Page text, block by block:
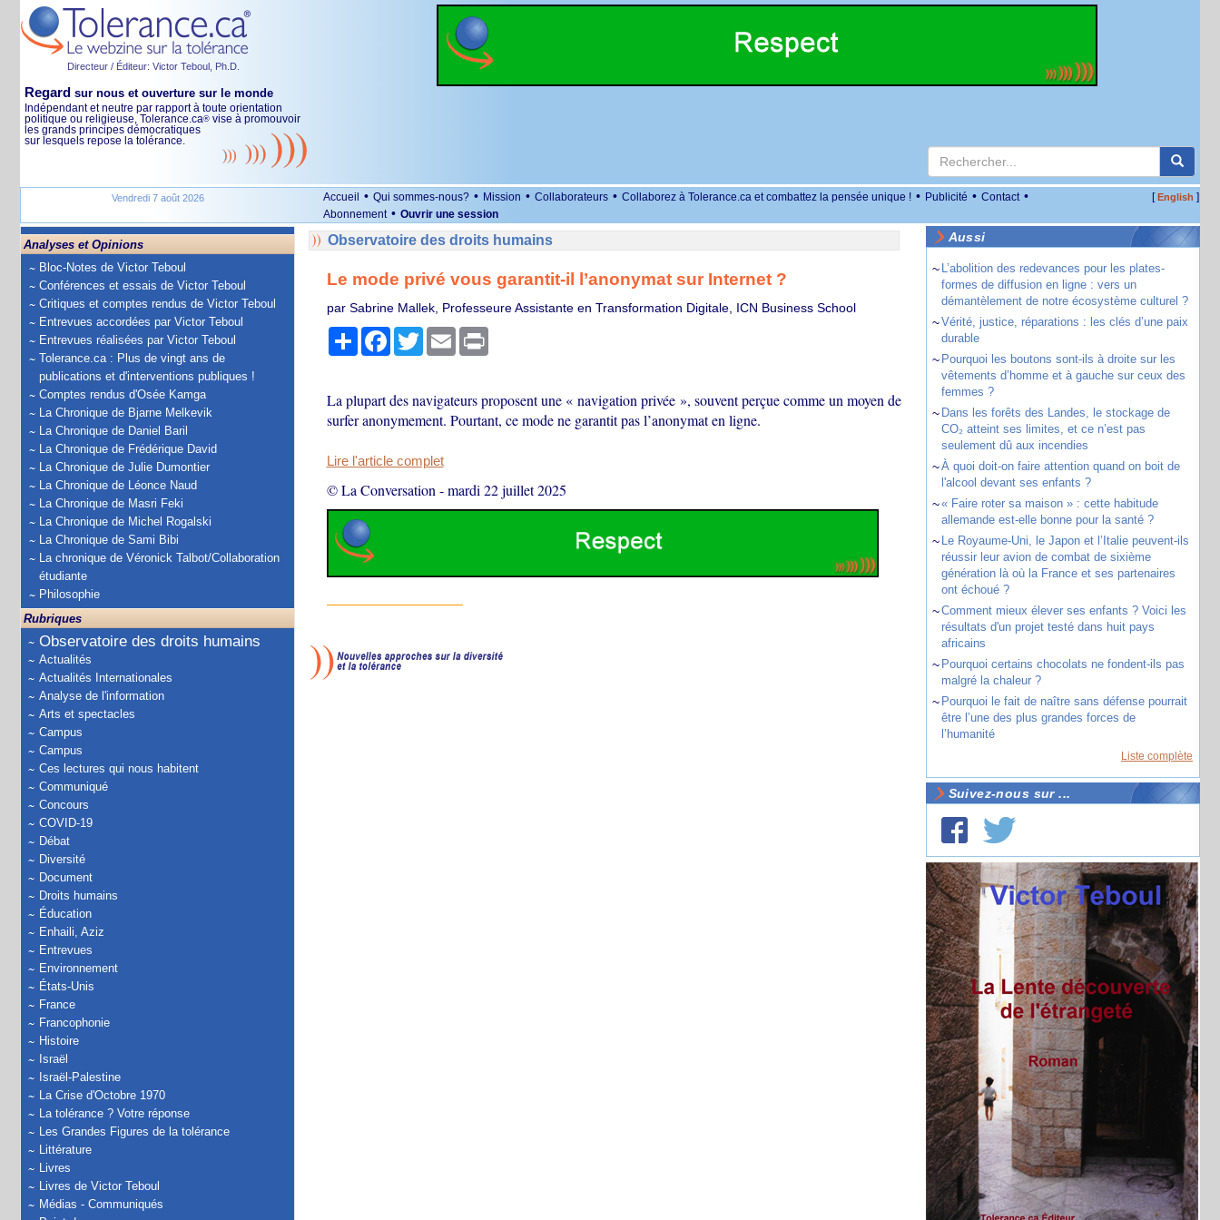
Directeur / Éditeur: Victor Teboul, Ph.D.
Regard sur nous et ouverture sur le monde
Indépendant et neutre par rapport à toute orientation
politique ou religieuse, Tolerance.ca® vise à promouvoir
les grands principes démocratiques
sur lesquels repose la tolérance.
Vendredi 7 août 2026 Accueil • Qui sommes-nous? • Mission • Collaborateurs • Collaborez à Tolerance.ca et combattez la pensée unique ! • Publicité • Contact •
Abonnement • Ouvrir une session
[English ]
Analyses et Opinions
Bloc-Notes de Victor Teboul
Conférences et essais de Victor Teboul
Critiques et comptes rendus de Victor Teboul
Entrevues accordées par Victor Teboul
Entrevues réalisées par Victor Teboul
Tolerance.ca : Plus de vingt ans de
publications et d'interventions publiques !
Comptes rendus d'Osée Kamga
La Chronique de Bjarne Melkevik
La Chronique de Daniel Baril
La Chronique de Frédérique David
La Chronique de Julie Dumontier
La Chronique de Léonce Naud
La Chronique de Masri Feki
La Chronique de Michel Rogalski
La Chronique de Sami Bibi
La chronique de Véronick Talbot/Collaboration
étudiante
Philosophie
Rubriques
Observatoire des droits humains
Actualités
Actualités Internationales
Analyse de l'information
Arts et spectacles
Campus
Campus
Ces lectures qui nous habitent
Communiqué
Concours
COVID-19
Débat
Diversité
Document
Droits humains
Éducation
Enhaili, Aziz
Entrevues
Environnement
États-Unis
France
Francophonie
Histoire
Israël
Israël-Palestine
La Crise d'Octobre 1970
La tolérance ? Votre réponse
Les Grandes Figures de la tolérance
Littérature
Livres
Livres de Victor Teboul
Médias - Communiqués
Observatoire des droits humains
Le mode privé vous garantit-il l’anonymat sur Internet ?
par Sabrine Mallek, Professeure Assistante en Transformation Digitale, ICN Business School
PartagerFacebook
TwitterEmail Print
La plupart des navigateurs proposent une « navigation privée », souvent perçue comme un moyen de
surfer anonymement. Pourtant, ce mode ne garantit pas l’anonymat en ligne.
Lire l'article complet
© La Conversation -mardi 22 juillet 2025
Aussi
~ L’abolition des redevances pour les plates-
formes de diffusion en ligne : vers un
démantèlement de notre écosystème culturel ?
~Vérité, justice, réparations : les clés d’une paix
durable
~ Pourquoi les boutons sont-ils à droite sur les
vêtements d’homme et à gauche sur ceux des
femmes ?
~ Dans les forêts des Landes, le stockage de
CO₂ atteint ses limites, et ce n’est pas
seulement dû aux incendies
~À quoi doit-on faire attention quand on boit de
l'alcool devant ses enfants ?
~« Faire roter sa maison » : cette habitude
allemande est-elle bonne pour la santé ?
~ Le Royaume-Uni, le Japon et l’Italie peuvent-ils
réussir leur avion de combat de sixième
génération là où la France et ses partenaires
ont échoué ?
~Comment mieux élever ses enfants ? Voici les
résultats d'un projet testé dans huit pays
africains
~ Pourquoi certains chocolats ne fondent-ils pas
malgré la chaleur ?
~ Pourquoi le fait de naître sans défense pourrait
être l’une des plus grandes forces de
l’humanité
Liste complète
Suivez-nous sur ...